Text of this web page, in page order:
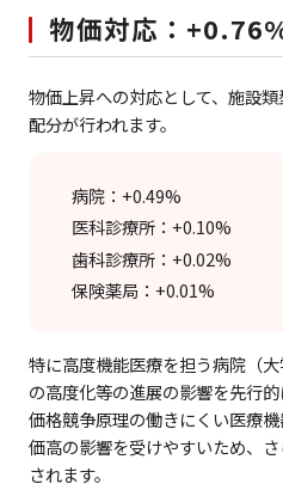
物価対応：
物価上昇への対応として、施設
配分が行われます。
病院：+0.49%
医科診療所：+0.10%
歯科診療所：+0.02%
保険薬局：+0.01%
特に高度機能医療を担う病院（
の高度化等の進展の影響を先行
価格競争原理の働きにくい医療
価高の影響を受けやすいため、
されます。